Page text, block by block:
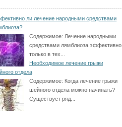
ли лечение народными средствами
Содержимое: Лечение народными
средствами лямблиоза эффективно
только в тех...
Необходимое лечение грыжи
отдела
Содержимое: Когда лечение грыжи
шейного отдела можно начинать?
Существует ряд...